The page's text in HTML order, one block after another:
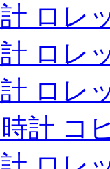
ロレ
ロレ
ロレ
計 コ